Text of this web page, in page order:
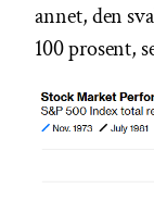
annet, den
100 prosent,